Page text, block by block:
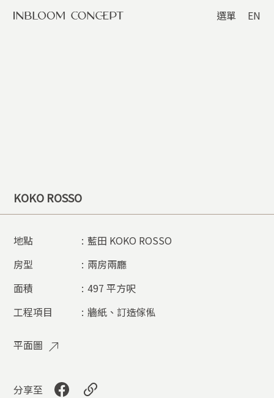
選單 EN
KOKO ROSSO
地點 : 藍田 KOKO ROSSO
房型
: 兩房兩廳
面積
: 497 平方呎
工程項目
: 牆紙、訂造傢俬​
平面圖
分享至